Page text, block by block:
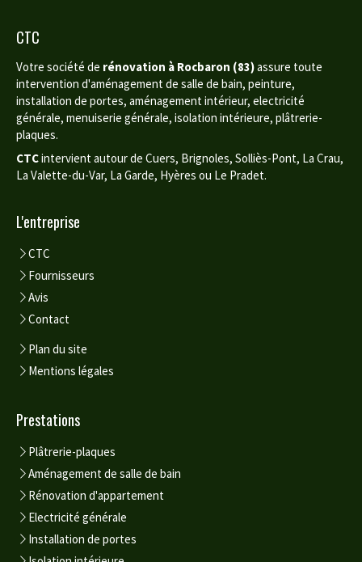
CTC
Votre société de rénovation à Rocbaron (83)assure toute
intervention d'aménagement de salle de bain, peinture,
installation de portes, aménagement intérieur, electricité
générale, menuiserie générale, isolation intérieure, plâtrerie-
plaques.
CTCintervient autour de Cuers, Brignoles, Solliès-Pont, La Crau,
La Valette-du-Var, La Garde, Hyères ou Le Pradet.
L'entreprise
CTC
Fournisseurs
Avis
Contact
Plan du site
Mentions légales
Prestations
Plâtrerie-plaques
Aménagement de salle de bain
Rénovation d'appartement
Electricité générale
Installation de portes